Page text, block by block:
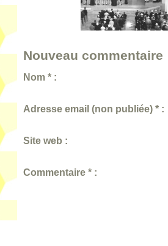
Nouveau commentaire
Nom * :
Adresse email (non publiée) * :
Site web :
Commentaire * :